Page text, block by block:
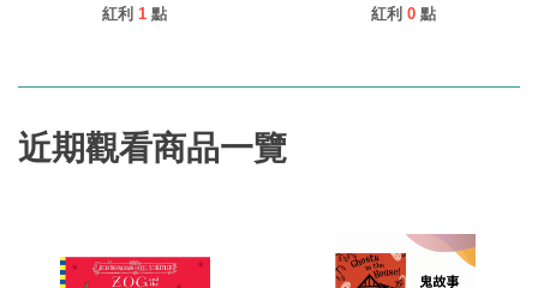
紅利 1 點
紅利 0 點
近期觀看商品一覽